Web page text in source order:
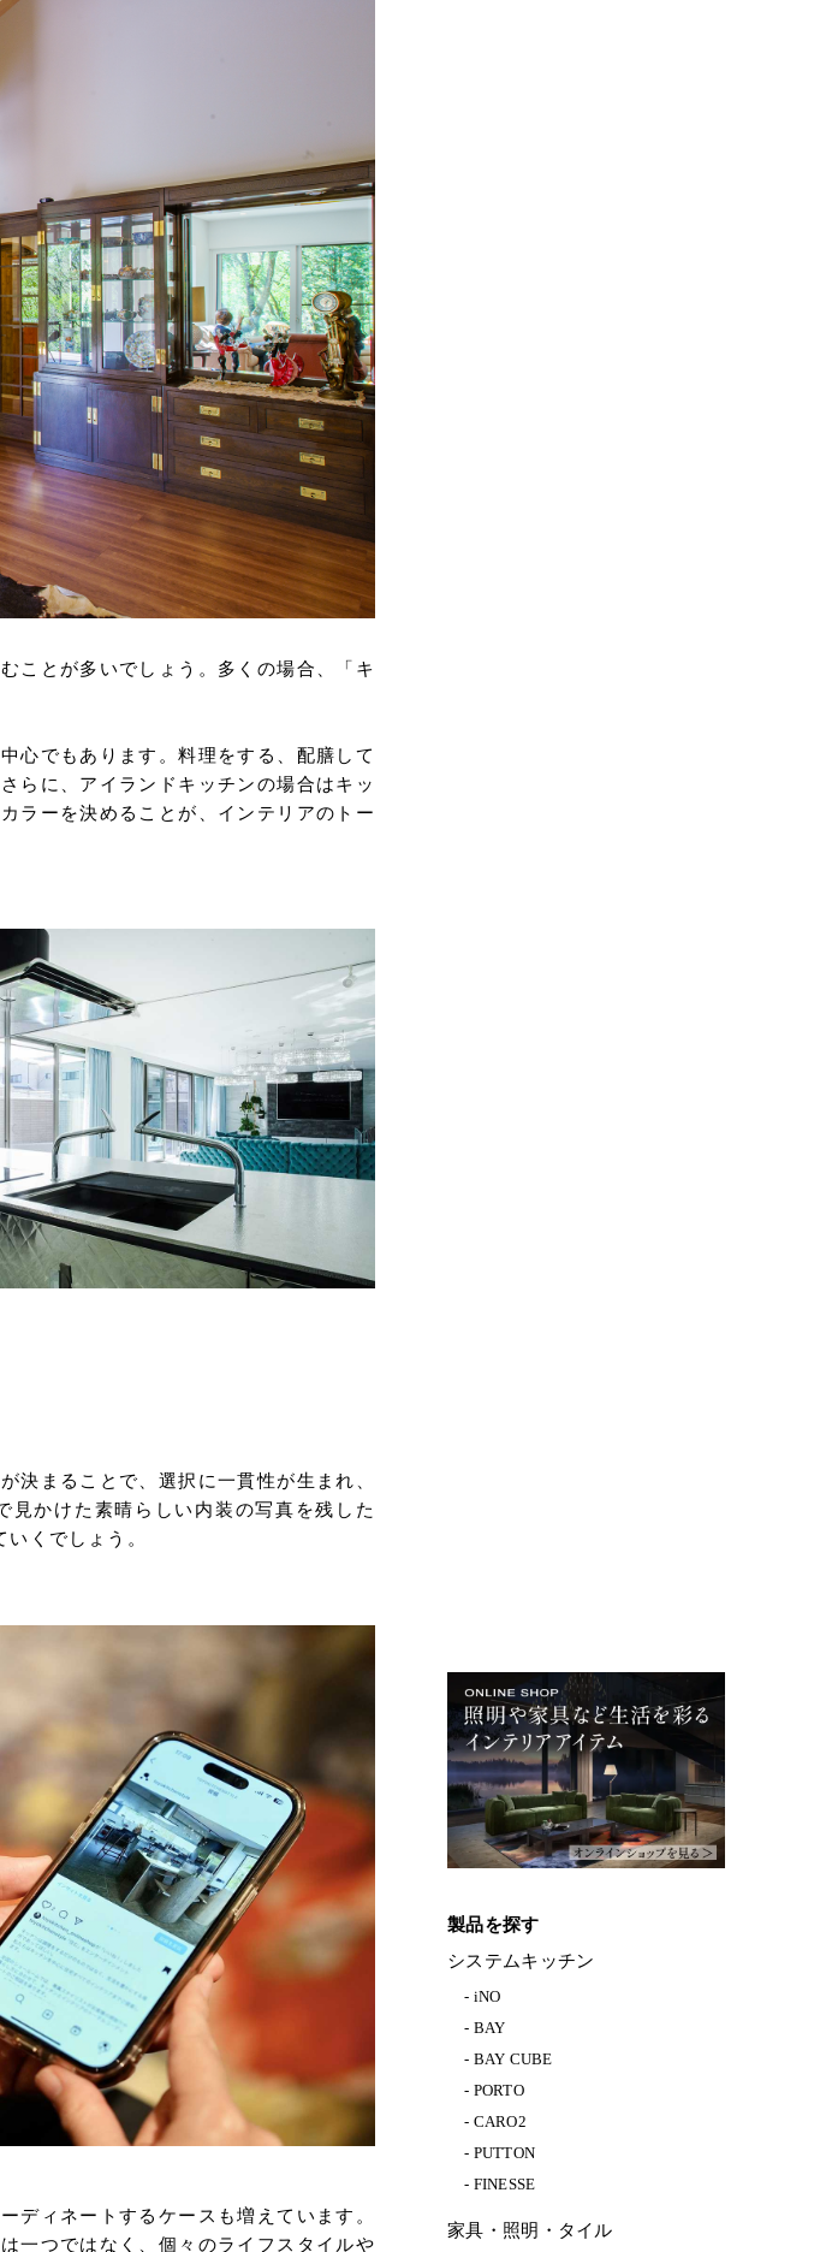
ことが多いでしょう。多くの場合、「キ
心でもあります。料理をする、配膳して
らに、アイランドキッチンの場合はキッ
ラーを決めることが、インテリアのトー
決まることで、選択に一貫性が生まれ、
かけた素晴らしい内装の写真を残した
くでしょう。
ディネートするケースも増えています。
一つではなく、個々のライフスタイルや
製品を探す
システムキッチン
iNO
BAY
BAY CUBE
PORTO
CARO2
PUTTON
FINESSE
家具・照明・タイル